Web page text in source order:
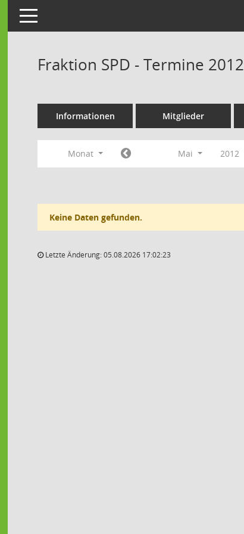
Toggle navigation
Fraktion SPD - Termine 2012
Informationen Mitglieder
Monat Mai 2012
Keine Daten gefunden.
Letzte Änderung: 05.08.2026 17:02:23